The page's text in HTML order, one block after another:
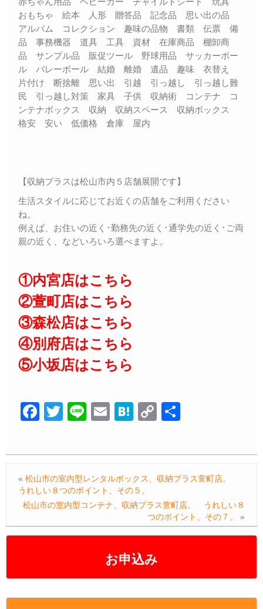
お申込み
おもちゃ 絵本 人形 贈答品 記念品 思い出の品
アルバム コレクション 趣味の品物 書類 伝票 備
品 事務機器 道具 工具 資材 在庫商品 棚卸商
品 サンプル品 販促ツール 野球用品 サッカーボー
ル バレーボール 結婚 離婚 遺品 趣味 衣替え
片付け 断捨離 思い出 引越 引っ越し 引っ越し難
民 引っ越し対策 家具 子供 収納術 コンテナ コ
ンテナボックス 収納 収納スペース 収納ボックス
格安 安い 低価格 倉庫 屋内
【収納プラスは松山市内５店舗展開です】
生活スタイルに応じてお近くの店舗をご利用ください
ね。
例えば、お住いの近く･勤務先の近く･通学先の近く･ご両
親の近く、などいろいろ選べますよ。
①内宮店はこちら
②萱町店はこちら
③森松店はこちら
④別府店はこちら
⑤小坂店はこちら
F
c
b
o
o
T
tt
Li
e
E
ail
H
e
a
C
p
Li
n
k
« 松山市の室内型レンタルボックス、収納プラス萱町店。
うれしい８つのポイント、その５。
松山市の室内型コンテナ、収納プラス萱町店。 うれしい８
つのポイント、その７。
»